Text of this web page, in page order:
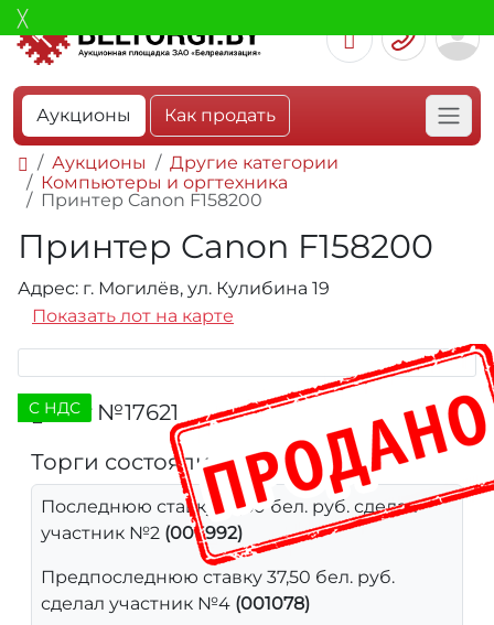
Аукционы Как продать
Аукционы
Другие категории
Компьютеры и оргтехника
Принтер Canon F158200
Принтер Canon F158200
Адрес: г. Могилёв, ул. Кулибина 19
Показать лот на карте
C НДС
Лот №17621 1056
Торги состоялись
Последнюю ставку 37,60 бел. руб. сделал
участник №2 (006992)
Предпоследнюю ставку 37,50 бел. руб.
сделал участник №4 (001078)